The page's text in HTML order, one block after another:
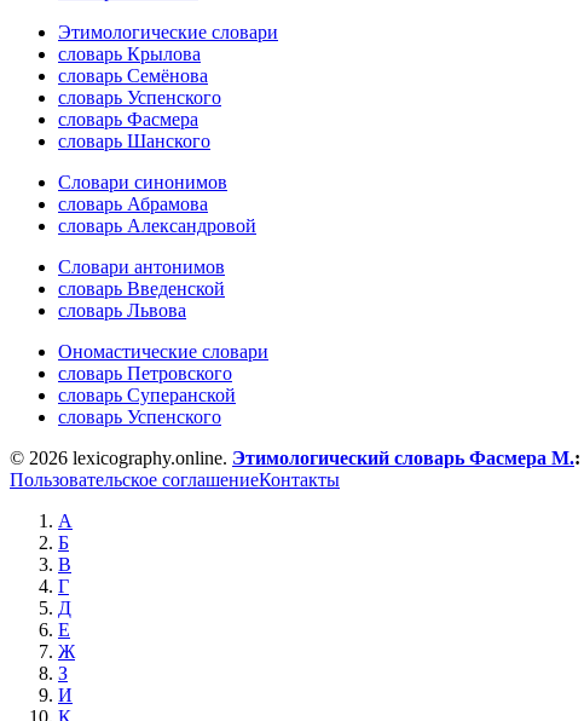
Этимологические словари
словарь Крылова
словарь Семёнова
словарь Успенского
словарь Фасмера
словарь Шанского
Словари синонимов
словарь Абрамова
словарь Александровой
Словари антонимов
словарь Введенской
словарь Львова
Ономастические словари
словарь Петровского
словарь Суперанской
словарь Успенского
© 2026 lexicography.online. Этимологический словарь Фасмера М.:
Пользовательское соглашениеКонтакты
А
Б
В
Г
Д
Е
Ж
З
И